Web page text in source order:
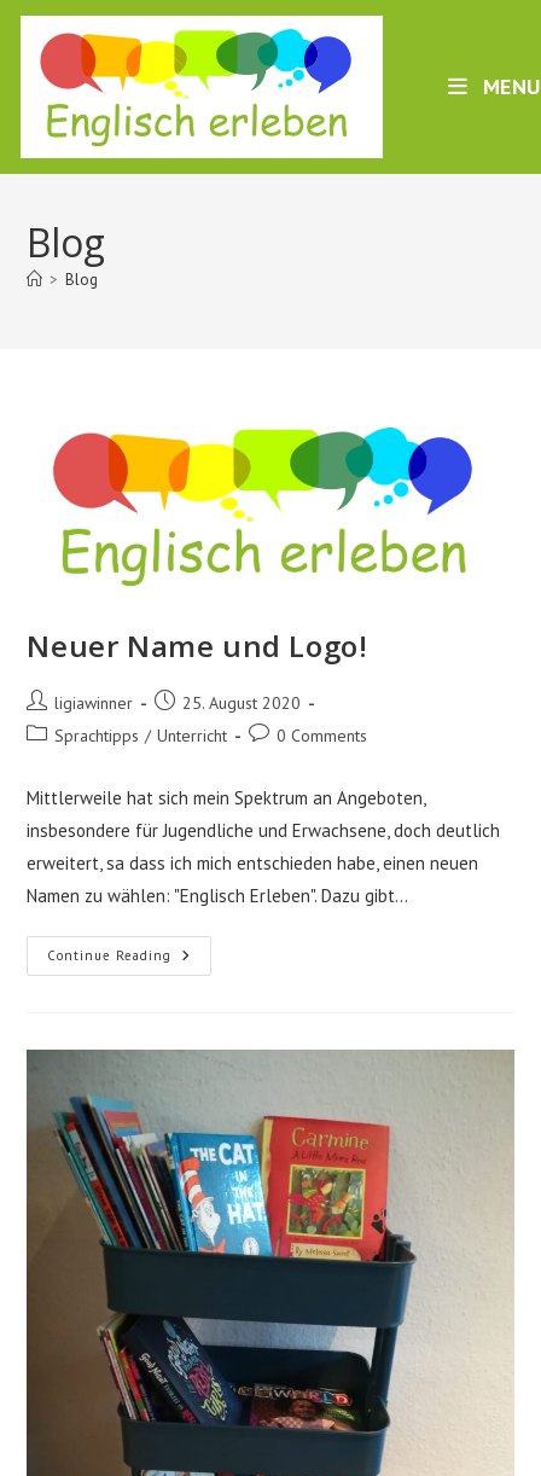
Skip
content
MENU
Blog
> Blog
Neuer Name und Logo!
Post
author:
ligiawinner
Post
published:
25. August 2020
PostSprachtipps / Unterricht
Post0 Comments
Mittlerweile hat sich mein Spektrum an Angeboten,
insbesondere für Jugendliche und Erwachsene, doch deutlich
erweitert, sa dass ich mich entschieden habe, einen neuen
Namen zu wählen: "Englisch Erleben". Dazu gibt…
Continue Reading Neuer
Name